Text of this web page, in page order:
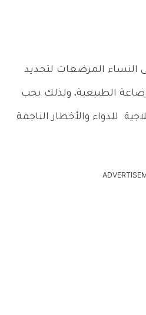
النساء المرضعات لتحديد
الطبيعية، ولذلك يجب
للدواء والأخطار الناجمة